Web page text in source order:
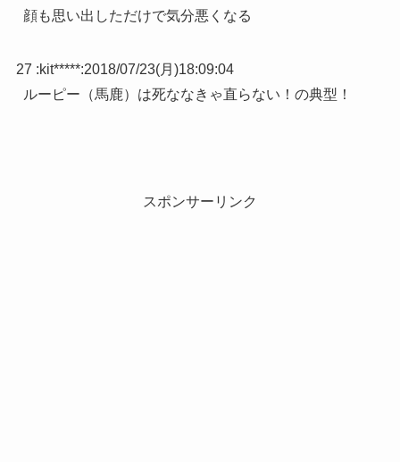
顔も思い出しただけで気分悪くなる
27 :kit*****:2018/07/23(月)18:09:04
ルーピー（馬鹿）は死ななきゃ直らない！の典型！
スポンサーリンク